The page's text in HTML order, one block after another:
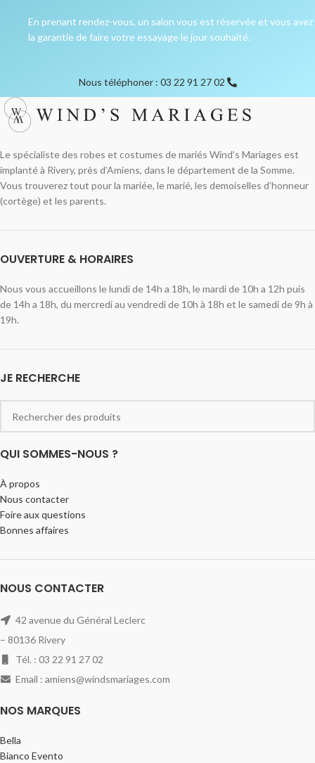
En prenant rendez-vous, un salon vous est réservée et vous avez
la garantie de faire votre essayage le jour souhaité.
Nous téléphoner : 03 22 91 27 02
Le spécialiste des robes et costumes de mariés Wind’s Mariages est
implanté à Rivery, près d’Amiens, dans le département de la Somme.
Vous trouverez tout pour la mariée, le marié, les demoiselles d’honneur
(cortège) et les parents.
OUVERTURE & HORAIRES
Nous vous accueillons le lundi de 14h a 18h, le mardi de 10h a 12h puis
de 14h a 18h, du mercredi au vendredi de 10h à 18h et le samedi de 9h à
19h.
JE RECHERCHE
QUI SOMMES-NOUS ?
À propos
Nous contacter
Foire aux questions
Bonnes affaires
NOUS CONTACTER
42 avenue du Général Leclerc
– 80136 Rivery
Tél. : 03 22 91 27 02
Email : amiens@windsmariages.com
NOS MARQUES
Bella
Bianco Evento